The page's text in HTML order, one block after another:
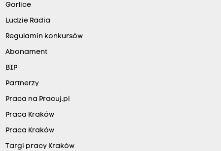
Gorlice
Ludzie Radia
Regulamin konkursów
Abonament
BIP
Partnerzy
Praca na Pracuj.pl
Praca Kraków
Praca Kraków
Targi pracy Kraków